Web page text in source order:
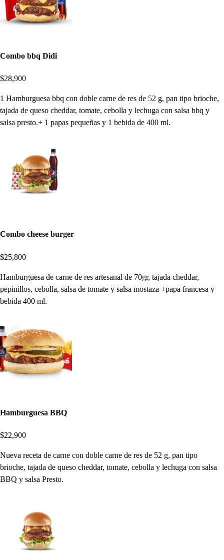
Combo bbq Didi
$28,900
1 Hamburguesa bbq con doble carne de res de 52 g, pan tipo brioche,
tajada de queso cheddar, tomate, cebolla y lechuga con salsa bbq y
salsa presto.+ 1 papas pequeñas y 1 bebida de 400 ml.
Combo cheese burger
$25,800
Hamburguesa de carne de res artesanal de 70gr, tajada cheddar,
pepinillos, cebolla, salsa de tomate y salsa mostaza +papa francesa y
bebida 400 ml.
Hamburguesa BBQ
$22,900
Nueva receta de carne con doble carne de res de 52 g, pan tipo
brioche, tajada de queso cheddar, tomate, cebolla y lechuga con salsa
BBQ y salsa Presto.